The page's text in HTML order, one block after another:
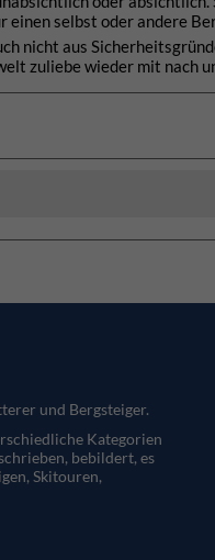
einen selbst oder andere
nicht aus
zuliebe wieder mit nach
und Bergsteiger.
Kategorien
bebildert, es
Skitouren,